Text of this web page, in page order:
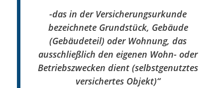
-das in der Versicherungsurkunde
bezeichnete Grundstück, Gebäude
(Gebäudeteil) oder Wohnung, das
ausschließlich den eigenen Wohn- oder
Betriebszwecken dient (selbstgenutztes
versichertes Objekt)“